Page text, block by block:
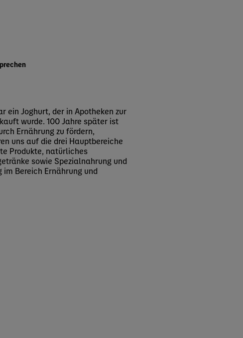
ein Joghurt, der in Apotheken zur
wurde. 100 Jahre später ist
Ernährung zu fördern,
uns auf die drei Hauptbereiche
Produkte, natürliches
sowie Spezialnahrung und
Bereich Ernährung und